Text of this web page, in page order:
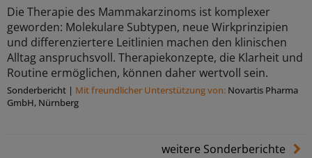
Die Therapie des Mammakarzinoms ist komplexer
geworden: Molekulare Subtypen, neue Wirkprinzipien
und differenziertere Leitlinien machen den klinischen
Alltag anspruchsvoll. Therapiekonzepte, die Klarheit und
Routine ermöglichen, können daher wertvoll sein.
Sonderbericht | Mit freundlicher Unterstützung von: Novartis Pharma
GmbH, Nürnberg
weitere Sonderberichte